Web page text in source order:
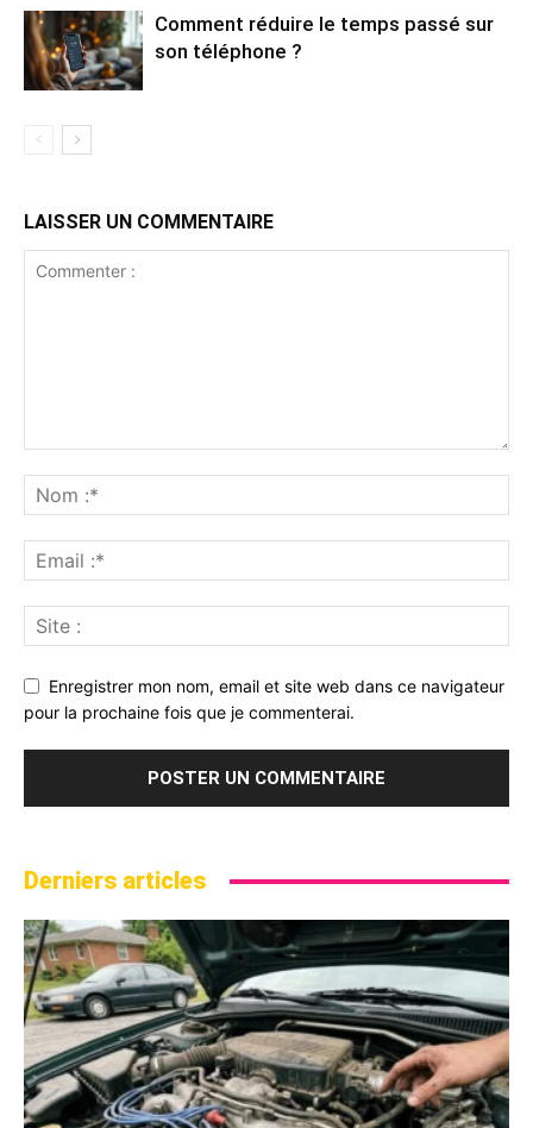
Comment réduire le temps passé sur
son téléphone ?
LAISSER UN COMMENTAIRE
Enregistrer mon nom, email et site web dans ce navigateur
pour la prochaine fois que je commenterai.
Derniers articles